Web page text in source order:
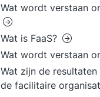
Wat wordt verstaan
Wat is FaaS?
Wat wordt verstaan
Wat zijn de
de facilitaire